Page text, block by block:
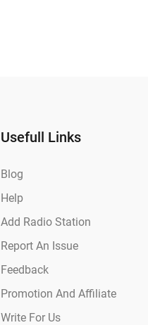
Usefull Links
Blog
Help
Add Radio Station
Report An Issue
Feedback
Promotion And Affiliate
Write For Us